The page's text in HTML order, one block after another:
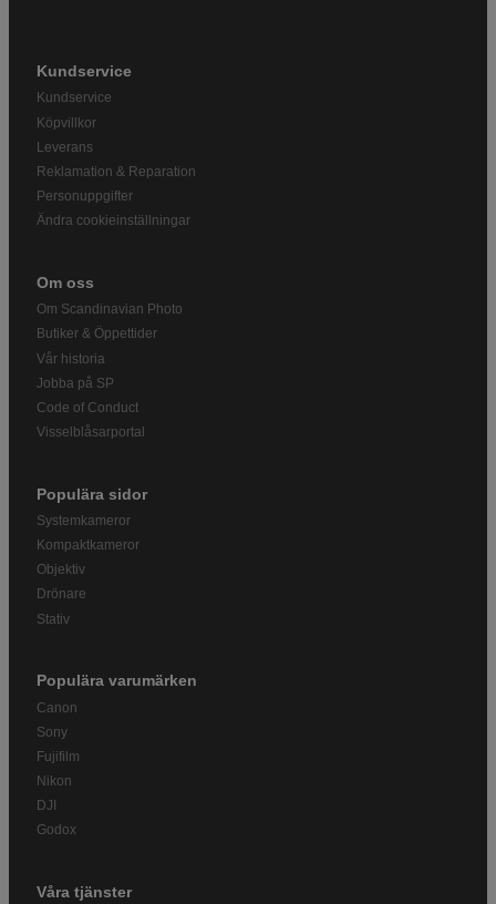
Kundservice
Kundservice
Köpvillkor
Leverans
Reklamation & Reparation
Personuppgifter
Ändra cookieinställningar
Om oss
Om Scandinavian Photo
Butiker & Öppettider
Vår historia
Jobba på SP
Code of Conduct
Visselblåsarportal
Populära sidor
Systemkameror
Kompaktkameror
Objektiv
Drönare
Stativ
Populära varumärken
Canon
Sony
Fujifilm
Nikon
DJI
Godox
Våra tjänster